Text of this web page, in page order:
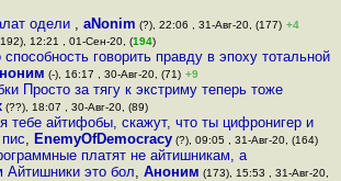
одели , aNonim (?), 22:06 , 31-Авг-20, (177) +4
12:21 , 01-Сен-20, (194)
говорить правду в эпоху тотальной
(-), 16:17 , 30-Авг-20, (71) +9
Просто за тягу к экстриму теперь тоже
(??), 18:07 , 30-Авг-20, (89)
тебе айтифобы, скажут, что ты цифронигер и
, EnemyOfDemocracy(?), 09:05 , 31-Авг-20, (164)
платят не айтишникам, а
Айтишники это бол, Аноним (173), 15:53 , 31-Авг-20,